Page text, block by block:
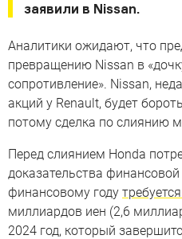
заявили в Nissan.
Аналитики ожидают, что
превращению Nissan в
сопротивление». Nissan,
акций у Renault, будет
потому сделка по слиянию
Перед слиянием Honda
доказательства
финансовому году
миллиардов иен (2,6
2024 год, который